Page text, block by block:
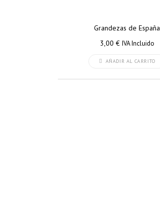
Grandezas de España
3,00 € IVA Incluido
AÑADIR AL CARRITO